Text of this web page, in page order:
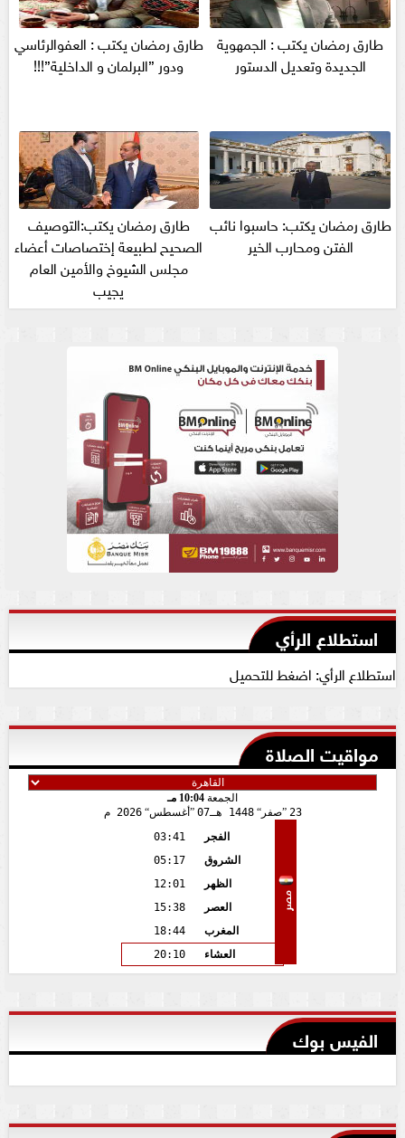
طارق رمضان يكتب : الجمهوية
الجديدة وتعديل الدستور
طارق رمضان يكتب : العفوالرئاسي
ودور ”البرلمان و الداخلية”!!!
طارق رمضان يكتب: حاسبوا نائب
الفتن ومحارب الخير
طارق رمضان يكتب:التوصيف
الصحيح لطبيعة إختصاصات أعضاء
مجلس الشيوخ والأمين العام
يجيب
استطلاع الرأي
استطلاع الرأي: اضغط للتحميل
مواقيت الصلاة
الجمعة 10:04 مـ
23
صفر 1448 هـ 07 أغسطس 2026 م
مصر
الفجر
03:41
الشروق
05:17
الظهر
12:01
العصر
15:38
المغرب
18:44
العشاء
20:10
الفيس بوك